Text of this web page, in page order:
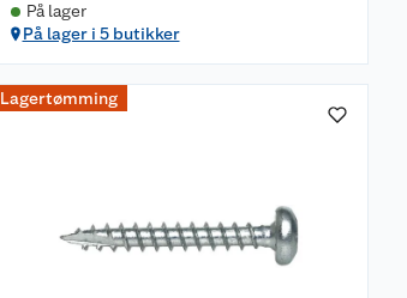
På lager
På lager i 5 butikker
Lagertømming